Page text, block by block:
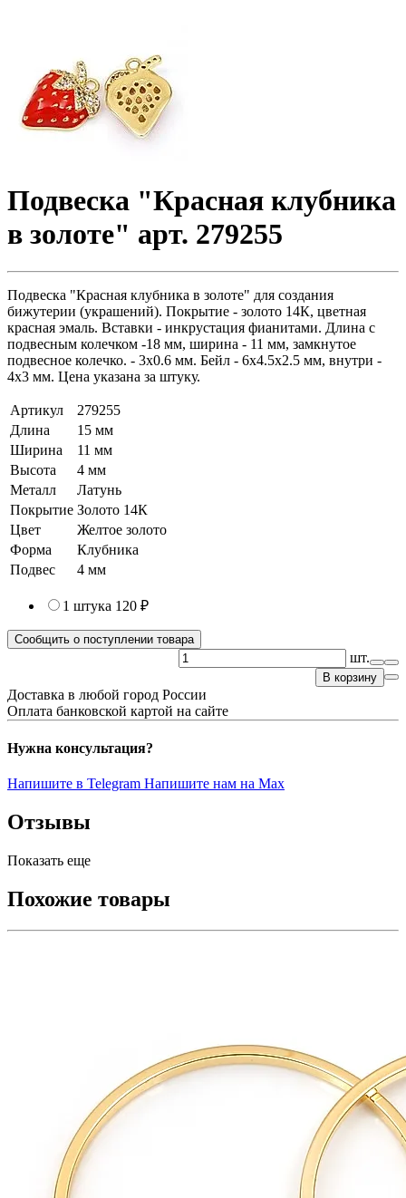
Подвеска "Красная клубника
в золоте" арт. 279255
Подвеска "Красная клубника в золоте" для создания
бижутерии (украшений). Покрытие - золото 14К, цветная
красная эмаль. Вставки - инкрустация фианитами. Длина с
подвесным колечком -18 мм, ширина - 11 мм, замкнутое
подвесное колечко. - 3х0.6 мм. Бейл - 6х4.5х2.5 мм, внутри -
4х3 мм. Цена указана за штуку.
Артикул
279255
Длина
15 мм
Ширина
11 мм
Высота
4 мм
Металл
Латунь
Покрытие Золото 14К
Цвет
Желтое золото
Форма
Клубника
Подвес
4 мм
1 штука 120 ₽
Сообщить о поступлении товара
шт.
В корзину
Доставка в любой город России
Оплата банковской картой на сайте
Нужна консультация?
Напишите в Telegram Напишите нам на Max
Отзывы
Показать еще
Похожие товары